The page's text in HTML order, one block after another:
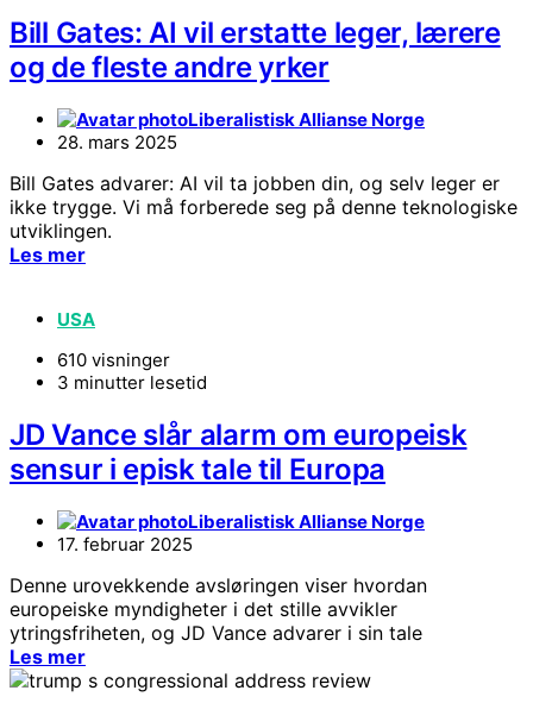
Bill Gates: AI vil erstatte leger, lærere
og de fleste andre yrker
Liberalistisk Allianse Norge
28. mars 2025
Bill Gates advarer: AI vil ta jobben din, og selv leger er
ikke trygge. Vi må forberede seg på denne teknologiske
utviklingen.
Les mer
USA
610 visninger
3 minutter lesetid
JD Vance slår alarm om europeisk
sensur i episk tale til Europa
Liberalistisk Allianse Norge
17. februar 2025
Denne urovekkende avsløringen viser hvordan
europeiske myndigheter i det stille avvikler
ytringsfriheten, og JD Vance advarer i sin tale
Les mer